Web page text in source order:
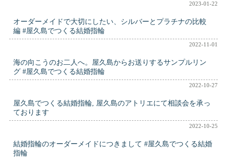
2023-01-22
オーダーメイドで大切にしたい、シルバーとプラチナの比較
編 #屋久島でつくる結婚指輪
2022-11-01
海の向こうのお二人へ。屋久島からお送りするサンプルリン
グ #屋久島でつくる結婚指輪
2022-10-27
屋久島でつくる結婚指輪, 屋久島のアトリエにて相談会を承っ
ております
2022-10-25
結婚指輪のオーダーメイドにつきまして #屋久島でつくる結婚
指輪